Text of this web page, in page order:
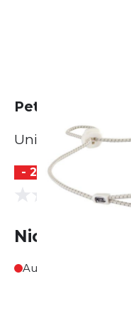
Petzl Bindi
Unisex
- 20 %
0.0
Nicht lieferbar
Ausverkauft